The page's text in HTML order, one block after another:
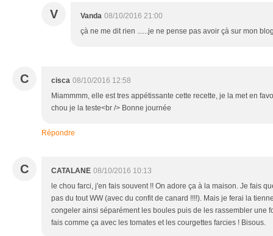
V Vanda 08/10/2016 21:00
çà ne me dit rien ......je ne pense pas avoir çà sur mon
C cisca 08/10/2016 12:58
Miammmm, elle est tres appétissante cette recette, je la met en
chou je la teste<br /> Bonne journée
Répondre
C CATALANE 08/10/2016 10:13
le chou farci, j'en fais souvent !! On adore ça à la maison. Je fais
pas du tout WW (avec du confit de canard !!!!). Mais je ferai la
congeler ainsi séparément les boules puis de les rassembler une
fais comme ça avec les tomates et les courgettes farcies ! Bisous.